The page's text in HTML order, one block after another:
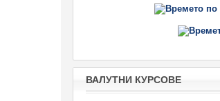
ВАЛУТНИ КУРСОВЕ